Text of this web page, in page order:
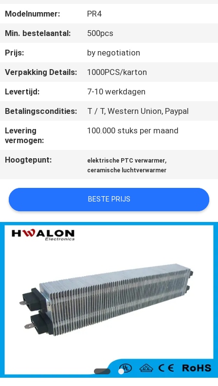
NEEM
CONTACT
MET
ONS
OP
NIEUWS
OFFERTE
AANVRAGEN
SITEMAP
PRIVACYBELEID
Modelnummer:
PR4
Min. bestelaantal:
500pcs
Prijs:
by negotiation
Verpakking Details:
1000PCS/karton
Levertijd:
7-10 werkdagen
Betalingscondities:
T / T, Western Union, Paypal
Levering
vermogen:
100.000 stuks per maand
Hoogtepunt: elektrische PTC verwarmer,
ceramische luchtverwarmer
BESTE PRIJS